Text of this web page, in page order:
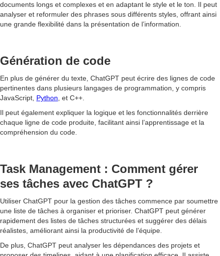
documents longs et complexes et en adaptant le style et le ton. Il peut
analyser et reformuler des phrases sous différents styles, offrant ainsi
une grande flexibilité dans la présentation de l’information.
Génération de code
En plus de générer du texte, ChatGPT peut écrire des lignes de code
pertinentes dans plusieurs langages de programmation, y compris
JavaScript, Python , et C++.
Il peut également expliquer la logique et les fonctionnalités derrière
chaque ligne de code produite, facilitant ainsi l’apprentissage et la
compréhension du code.
Task Management : Comment gérer
ses tâches avec ChatGPT ?
Utiliser ChatGPT pour la gestion des tâches commence par soumettre
une liste de tâches à organiser et prioriser. ChatGPT peut générer
rapidement des listes de tâches structurées et suggérer des délais
réalistes, améliorant ainsi la productivité de l’équipe.
De plus, ChatGPT peut analyser les dépendances des projets et